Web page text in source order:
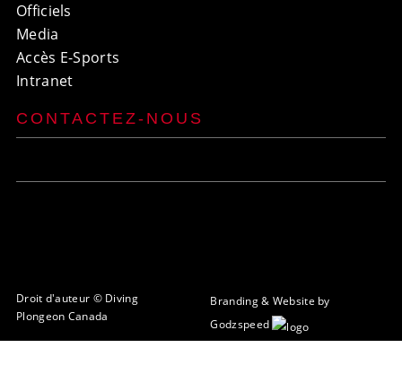
Officiels
Media
Accès E-Sports
Intranet
CONTACTEZ-NOUS
Droit d'auteur © Diving
Plongeon Canada
Branding & Website by
Godzspeed